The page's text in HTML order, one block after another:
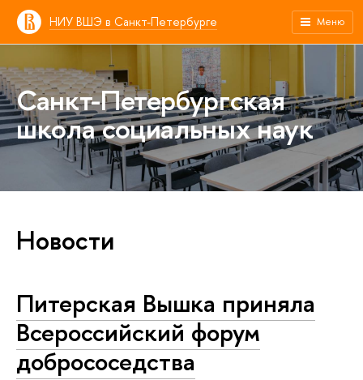
НИУ ВШЭ в Санкт-Петербурге Меню
Санкт-Петербургская
школа социальных наук
Новости
Питерская Вышка приняла
Всероссийский форум
добрососедства